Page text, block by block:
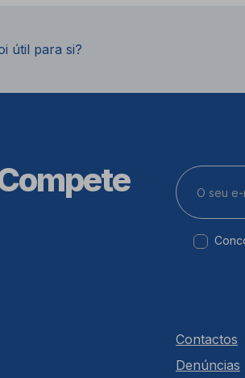
útil para si?
Contactos
Denúncias